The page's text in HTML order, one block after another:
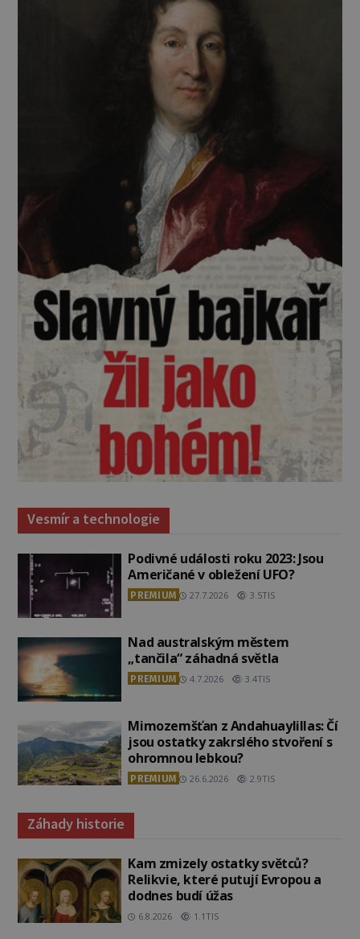
Vesmír a technologie
Podivné události roku 2023: Jsou
Američané v obležení UFO?
PREMIUM 27.7.2026 3.5TIS
Nad australským městem
„tančila“ záhadná světla
PREMIUM 4.7.2026 3.4TIS
Mimozemšťan z Andahuaylillas: Čí
jsou ostatky zakrslého stvoření s
ohromnou lebkou?
PREMIUM 26.6.2026 2.9TIS
Záhady historie
Kam zmizely ostatky světců?
Relikvie, které putují Evropou a
dodnes budí úžas
6.8.2026 1.1TIS